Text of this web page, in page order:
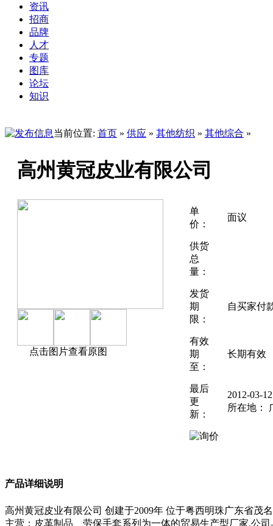
资讯
招商
品牌
人才
专题
图库
论坛
知识
当前位置: 首页 » 供应 » 其他纺织 » 其他综合 »
高州黄冠皮业有限公司
点击图片查看原图
单
价：
面议
供货
总
量：
发货
期
限：
自买家付
有效
期
至：
长期有效
最后
更
新：
2012-03-
所在地：
产品详细说明
高州黄冠皮业有限公司 创建于2009年 位于粤西明珠广东省茂
主营：皮革制品、劳保手套系列为一体的贸易生产型厂家.公